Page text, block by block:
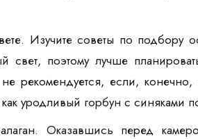
Изучите советы по
свет, поэтому лучше
не рекомендуется, если,
уродливый горбун с синяками
Оказавшись перед